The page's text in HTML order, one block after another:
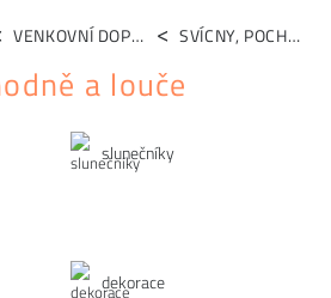
slunečníky
dekorace
VENKOVNÍ DOPLŇKY SVÍCNY, POCHODNĚ A LOUČE
a louče